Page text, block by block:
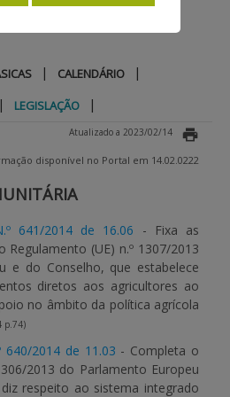
| CALENDÁRIO |
| LEGISLAÇÃO |
Atualizado a 2023/02/14
disponível no Portal em 14.02.0222
641/2014 de 16.06 - Fixa as
Regulamento (UE) n.º 1307/2013
e do Conselho, que estabelece
diretos aos agricultores ao
no âmbito da política agrícola
p.74)
640/2014 de 11.03 - Completa o
2013 do Parlamento Europeu
respeito ao sistema integrado